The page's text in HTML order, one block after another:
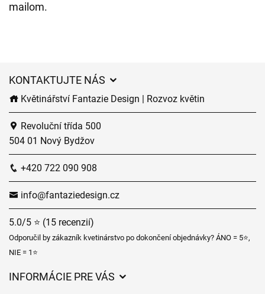
mailom.
KONTAKTUJTE NÁS
Květinářství Fantazie Design | Rozvoz květin
Revoluční třída 500
504 01 Nový Bydžov
+420 722 090 908
info@fantaziedesign.cz
5.0/5 ⭐ (15 recenzií)
Odporučil by zákazník kvetinárstvo po dokončení objednávky? ÁNO = 5⭐,
NIE = 1⭐
INFORMÁCIE PRE VÁS